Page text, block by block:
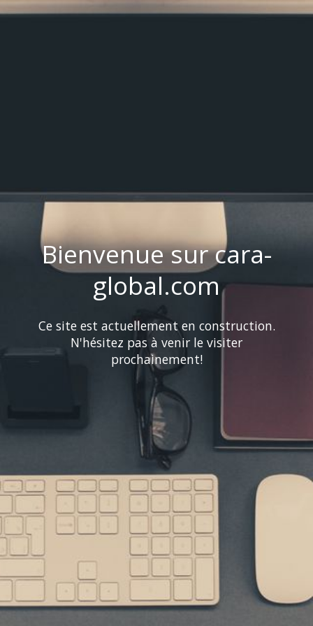
Bienvenue sur cara-
global.com
Ce site est actuellement en construction.
N'hésitez pas à venir le visiter
prochainement!